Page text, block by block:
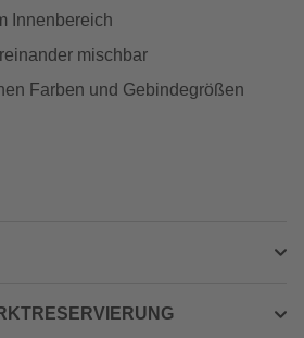
Innenbereich
mischbar
Farben und Gebindegrößen